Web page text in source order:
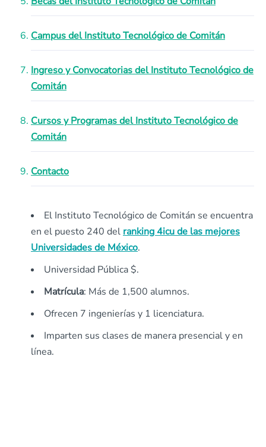
Campus del Instituto Tecnológico de Comitán
Ingreso y Convocatorias del Instituto Tecnológico de
Comitán
Cursos y Programas del Instituto Tecnológico de
Comitán
Contacto
El Instituto Tecnológico de Comitán se encuentra
en el puesto 240 del ranking 4icu de las mejores
Universidades de México.
Universidad Pública $.
Matrícula: Más de 1,500 alumnos.
Ofrecen 7 ingenierías y 1 licenciatura.
Imparten sus clases de manera presencial y en
línea.